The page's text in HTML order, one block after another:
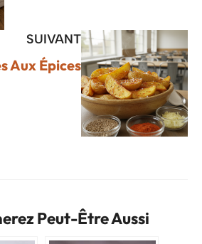
SUIVANT
Aux Épices
Peut-Être Aussi